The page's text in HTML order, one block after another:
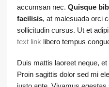
accumsan nec. Quisque
facilisis, at malesuada orci
sollicitudin cursus. Ut et
text link libero tempus
Duis mattis laoreet neque,
Proin sagittis dolor sed mi